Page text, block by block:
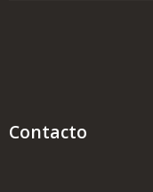
Contacto